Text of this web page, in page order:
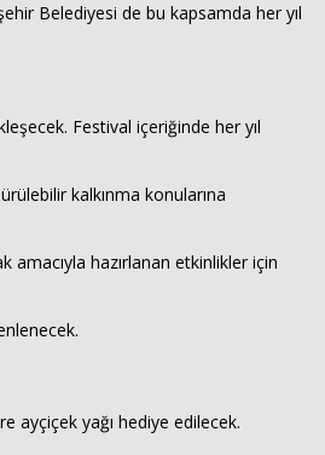
Belediyesi de bu kapsamda her yıl
Festival içeriğinde her yıl
kalkınma konularına
amacıyla hazırlanan etkinlikler için
ayçiçek yağı hediye edilecek.